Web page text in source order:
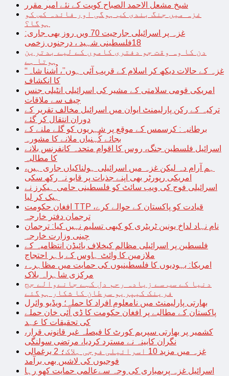
شیخ مشعل الاحمد الصباح کویت کے نئے امیر مقرر
غزہ میں جنگ بندی کب ہوگی اور فائدہ کس کو
ہوگا؟
غزہ پر اسرائیلی جارحیت 70 ویں روز بھی جاری:
18فلسطینی شہید ، درجنوں زخمی
دن کا وہ وقت جو دفتری کاموں کے لیے بدترین
ہوتا ہے
“غزہ کے حالات دیکھ کر اسلام کے قریب آئی ہوں”، اُشنا شاہ
کا انکشاف
امریکی قومی سلامتی کے مشیر کی اسرائیلی انٹیلی جنس
چیف سے ملاقات
ترکیہ کے رکن پارلیمنٹ ایوان میں اسرائیل مخالف تقریر کے
دوران انتقال کر گئے
برطانیہ: کرسمس کے موقع پر شہریوں کو گلے ملنے کے
بجائے کُہنیاں ملانے کا مشورہ
اسرائیل فلسطین جنگ، روس کا اقوام متحدہ کانفرنس بلانے
کا مطالبہ
ہم آرام دہ لیکن غزہ میں اسرائیلی ہولناکیاں جاری ہیں،
امریکی رپورٹر بھی اپنے جذبات پر قابو نہ رکھ سکی
اسرائیلی فوج کی ویب سائٹ کو فلسطینی حامی ہیکرز نے
ہیک کر لیا
افغان حکومت TTP قیادت کو پاکستان کے حوالے کرے،
ترجمان دفتر خارجہ
نام نہاد لداخ یونین ٹریٹری کو کبھی تسلیم نہیں کیا: ترجمان
چینی وزارت خارجہ
فلسطین پر اسرائیلی مظالم کیخلاف بائیڈن انتظامیہ کے
ملازمین کا وائٹ ہاوس کے باہر احتجاج
امریکا: یہودیوں کا فلسطینیوں کی حمایت میں مظاہرہ،
مرکزی شاہراہ بلاک
دنیا کے سب سے زیادہ رحم دل کہے جانےوالے جج
فرینک کیپریو سرطان کا شکار ہوگئے
بھارتی پارلیمنٹ میں نامعلوم افراد کا حملہ؛ ویڈیو وائرل
پاکستان کے مطالبے پر افغان حکومت کا ڈی آئی خان حملے
کی تحقیقات کا عہد
کشمیر پر بھارتی سپریم کورٹ کا فیصلہ غیر قانونی قرار،
نگران کابینہ نے مسترد کردیا، مرتضی سولنگی
غزہ میں مزید 10 اسرائیلی فوجی ہلاک؛ 2 یرغمالی
فوجیوں کی لاشیں بھی برآمد
اسرائیل غزہ پربمباری کی وجہ سےعالمی حمایت کھو رہا